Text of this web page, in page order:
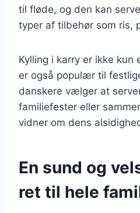
til fløde, og den kan
typer af tilbehør som ris,
Kylling i karry er ikke kun
er også populær til
danskere vælger at
familiefester eller
vidner om dens
En sund og
ret til hele